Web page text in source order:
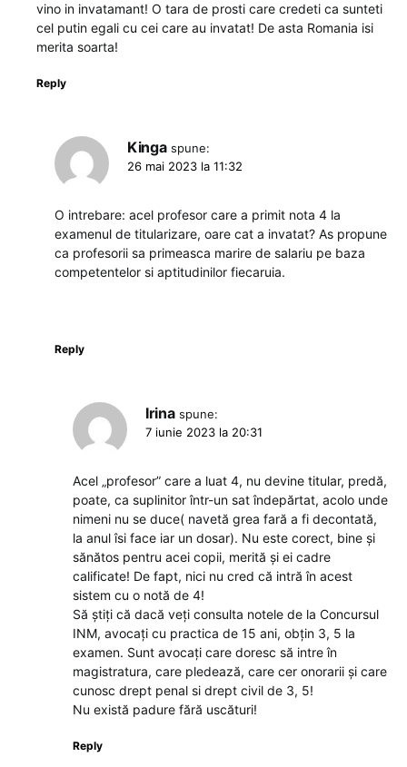
vino in invatamant! O tara de prosti care credeti ca sunteti
cel putin egali cu cei care au invatat! De asta Romania isi
merita soarta!
Reply
Kinga spune:
26 mai 2023 la 11:32
O intrebare: acel profesor care a primit nota 4 la
examenul de titularizare, oare cat a invatat? As propune
ca profesorii sa primeasca marire de salariu pe baza
competentelor si aptitudinilor fiecaruia.
Reply
Irina spune:
7 iunie 2023 la 20:31
Acel „profesor” care a luat 4, nu devine titular, predă,
poate, ca suplinitor într-un sat îndepărtat, acolo unde
nimeni nu se duce( navetă grea fară a fi decontată,
la anul îsi face iar un dosar). Nu este corect, bine și
sănătos pentru acei copii, merită și ei cadre
calificate! De fapt, nici nu cred că intră în acest
sistem cu o notă de 4!
Să știți că dacă veți consulta notele de la Concursul
INM, avocați cu practica de 15 ani, obțin 3, 5 la
examen. Sunt avocați care doresc să intre în
magistratura, care pledează, care cer onorarii și care
cunosc drept penal si drept civil de 3, 5!
Nu există padure fără uscături!
Reply